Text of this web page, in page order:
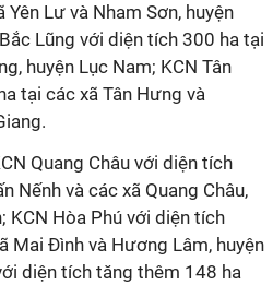
Lư và Nham Sơn, huyện
Lũng với diện tích 300 ha tại
huyện Lục Nam; KCN Tân
tại các xã Tân Hưng và
Quang Châu với diện tích
Nếnh và các xã Quang Châu,
KCN Hòa Phú với diện tích
Mai Đình và Hương Lâm, huyện
diện tích tăng thêm 148 ha